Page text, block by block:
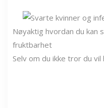
Nøyaktig hvordan du kan
fruktbarhet
Selv om du ikke tror du vil